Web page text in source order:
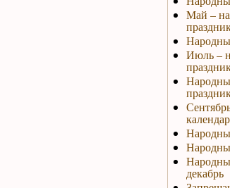
Май –
Июль –
декабрь